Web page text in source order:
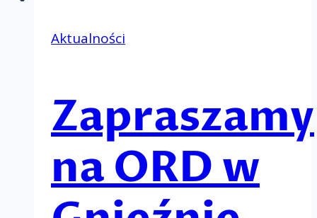
Aktualności
Zapraszamy
na ORD w